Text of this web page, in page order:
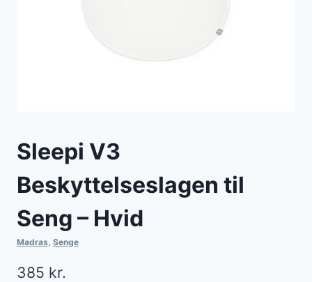
Sleepi V3
Beskyttelseslagen til
Seng – Hvid
Madras Senge
385 kr.